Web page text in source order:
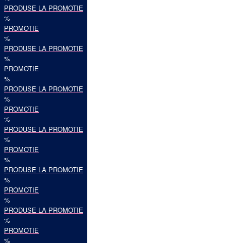
PRODUSE LA PROMOTIE
%
PROMOTIE
%
PRODUSE LA PROMOTIE
%
PROMOTIE
%
PRODUSE LA PROMOTIE
%
PROMOTIE
%
PRODUSE LA PROMOTIE
%
PROMOTIE
%
PRODUSE LA PROMOTIE
%
PROMOTIE
%
PRODUSE LA PROMOTIE
%
PROMOTIE
%